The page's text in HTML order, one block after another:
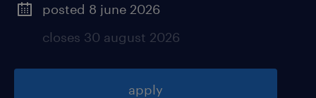
posted 8 june 2026
closes 30 august 2026
apply